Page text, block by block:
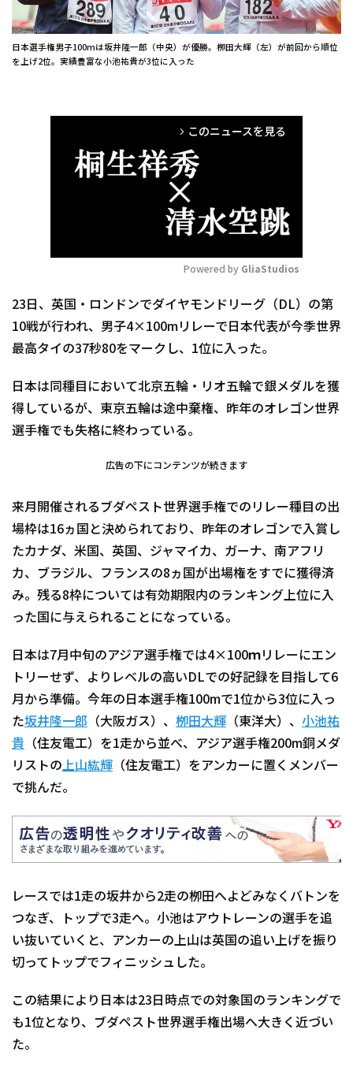
日本選手権男子100mは坂井隆一郎（中央）が優勝。栁田大輝（左）が前回から順位
を上げ2位。実績豊富な小池祐貴が3位に入った
arrow_forward_ios このニュースを見る
Mute
Powered by GliaStudios
23日、英国・ロンドンでダイヤモンドリーグ（DL）の第
10戦が行われ、男子4×100mリレーで日本代表が今季世界
最高タイの37秒80をマークし、1位に入った。
日本は同種目において北京五輪・リオ五輪で銀メダルを獲
得しているが、東京五輪は途中棄権、昨年のオレゴン世界
選手権でも失格に終わっている。
広告の下にコンテンツが続きます
来月開催されるブダペスト世界選手権でのリレー種目の出
場枠は16ヵ国と決められており、昨年のオレゴンで入賞し
たカナダ、米国、英国、ジャマイカ、ガーナ、南アフリ
カ、ブラジル、フランスの8ヵ国が出場権をすでに獲得済
み。残る8枠については有効期限内のランキング上位に入
った国に与えられることになっている。
日本は7月中旬のアジア選手権では4×100ｍリレーにエン
トリーせず、よりレベルの高いDLでの好記録を目指して6
月から準備。今年の日本選手権100mで1位から3位に入っ
た坂井隆一郎 （大阪ガス）、 栁田大輝 （東洋大）、 小池祐
貴 （住友電工）を1走から並べ、アジア選手権200m銅メダ
リストの上山紘輝 （住友電工）をアンカーに置くメンバー
で挑んだ。
レースでは1走の坂井から2走の栁田へよどみなくバトンを
つなぎ、トップで3走へ。小池はアウトレーンの選手を追
い抜いていくと、アンカーの上山は英国の追い上げを振り
切ってトップでフィニッシュした。
この結果により日本は23日時点での対象国のランキングで
も1位となり、ブダペスト世界選手権出場へ大きく近づい
た。